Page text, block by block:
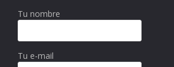
Tu nombre
Tu e-mail